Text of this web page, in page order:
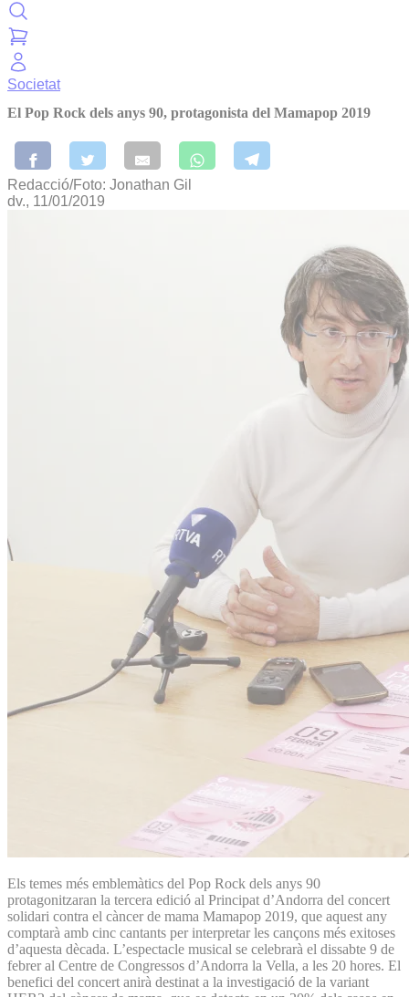
Societat
El Pop Rock dels anys 90, protagonista del Mamapop 2019
Redacció/Foto: Jonathan Gil
dv., 11/01/2019
Els temes més emblemàtics del Pop Rock dels anys 90
protagonitzaran la tercera edició al Principat d’Andorra del concert
solidari contra el càncer de mama Mamapop 2019, que aquest any
comptarà amb cinc cantants per interpretar les cançons més exitoses
d’aquesta dècada. L’espectacle musical se celebrarà el dissabte 9 de
febrer al Centre de Congressos d’Andorra la Vella, a les 20 hores. El
benefici del concert anirà destinat a la investigació de la variant